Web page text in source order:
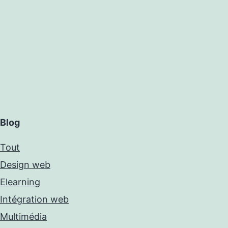
Blog
Tout
Design web
Elearning
Intégration web
Multimédia